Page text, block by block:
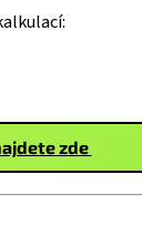
zde